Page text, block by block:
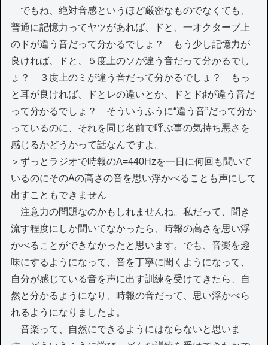
でもね、絶対音感というほど厳密なものでなくても、
普通に記憶力ってヤツがあれば、ドと、一オクターブ上
のドが違う音だって分かるでしょ？ もう少し記憶力が
良ければ、ドと、５度上のソが違う音だって分かるでし
ょ？ ３度上のミが違う音だって分かるでしょ？ もっ
と耳が良ければ、ドとレの違いとか、ドとド♯が違う音だ
って分かるでしょ？ そういうふうに“違う音”だって分か
っているのに、それを同じ名前で呼ぶ事の気持ち悪さを
感じるかどうかって話なんですよ。
＞ずっとラジオで時報のA=440Hzを一日に何回も聞いて
いるのにそのAの高さの音を思い浮かべることも声にして
出すこともできません
注意力の問題なのかもしれませんね。私だって、聞き
流す程度にしか聞いてなかったら、時報の高さを思い浮
かべることができなかったと思います。でも、音楽を趣
味にするようになって、音を丁寧に聞くようになって、
自分が感じている音を声に出す訓練を受けてきたら、自
然と分かるようになり、時報の音だって、思い浮かべら
れるようになりましたよ。
音楽って、自然にできるようにはならないと思いま